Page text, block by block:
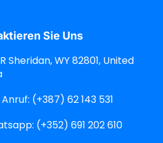
Sie Uns
Sheridan, WY 82801, United
(+387) 62 143 531
(+352) 691 202 610